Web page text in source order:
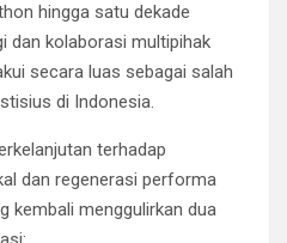
hingga satu dekade
dan kolaborasi multipihak
secara luas sebagai salah
di Indonesia.
terhadap
dan regenerasi performa
kembali menggulirkan dua